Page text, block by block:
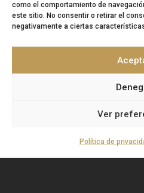
como el comportamiento de
este sitio. No consentir o retirar el
negativamente a ciertas
Ver
Política de
Dirección:Parque
Pago de Cambea, 14 | Nave
Canal de denuncias
“
Fondo